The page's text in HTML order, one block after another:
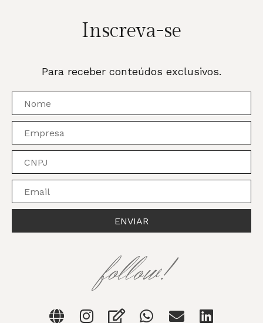
Inscreva-se
Para receber conteúdos exclusivos.
ENVIAR
follow!